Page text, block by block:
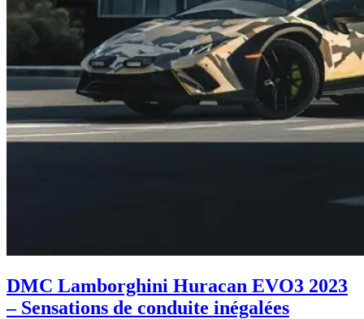
DMC Lamborghini Huracan EVO3 2023
– Sensations de conduite inégalées